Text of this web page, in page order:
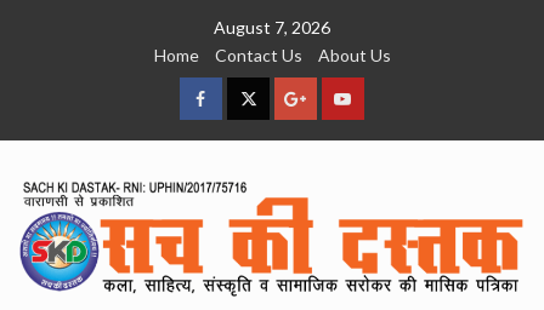
August 7, 2026
Home
Contact Us About Us
facebookTwitterGoogleYouTube